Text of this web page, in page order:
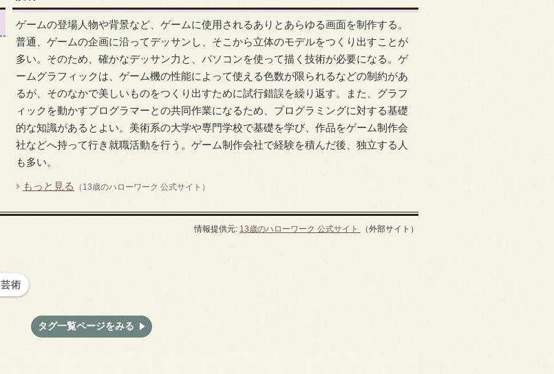
ゲームの登場人物や背景など、ゲームに使用されるありとあらゆる画面を制作する。
普通、ゲームの企画に沿ってデッサンし、そこから立体のモデルをつくり出すことが
多い。そのため、確かなデッサン力と、パソコンを使って描く技術が必要になる。ゲ
ームグラフィックは、ゲーム機の性能によって使える色数が限られるなどの制約があ
るが、そのなかで美しいものをつくり出すために試行錯誤を繰り返す。また、グラフ
ィックを動かすプログラマーとの共同作業になるため、プログラミングに対する基礎
的な知識があるとよい。美術系の大学や専門学校で基礎を学び、作品をゲーム制作会
社などへ持って行き就職活動を行う。ゲーム制作会社で経験を積んだ後、独立する人
も多い。
もっと見る （13歳のハローワーク 公式サイト）
情報提供元: 13歳のハローワーク 公式サイト （外部サイト）
芸術
タグ一覧ページをみる